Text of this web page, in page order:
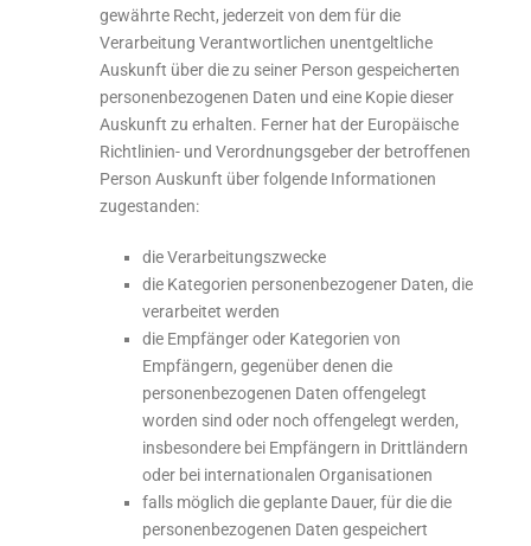
gewährte Recht, jederzeit von dem für die
Verarbeitung Verantwortlichen unentgeltliche
Auskunft über die zu seiner Person gespeicherten
personenbezogenen Daten und eine Kopie dieser
Auskunft zu erhalten. Ferner hat der Europäische
Richtlinien- und Verordnungsgeber der betroffenen
Person Auskunft über folgende Informationen
zugestanden:
die Verarbeitungszwecke
die Kategorien personenbezogener Daten, die
verarbeitet werden
die Empfänger oder Kategorien von
Empfängern, gegenüber denen die
personenbezogenen Daten offengelegt
worden sind oder noch offengelegt werden,
insbesondere bei Empfängern in Drittländern
oder bei internationalen Organisationen
falls möglich die geplante Dauer, für die die
personenbezogenen Daten gespeichert